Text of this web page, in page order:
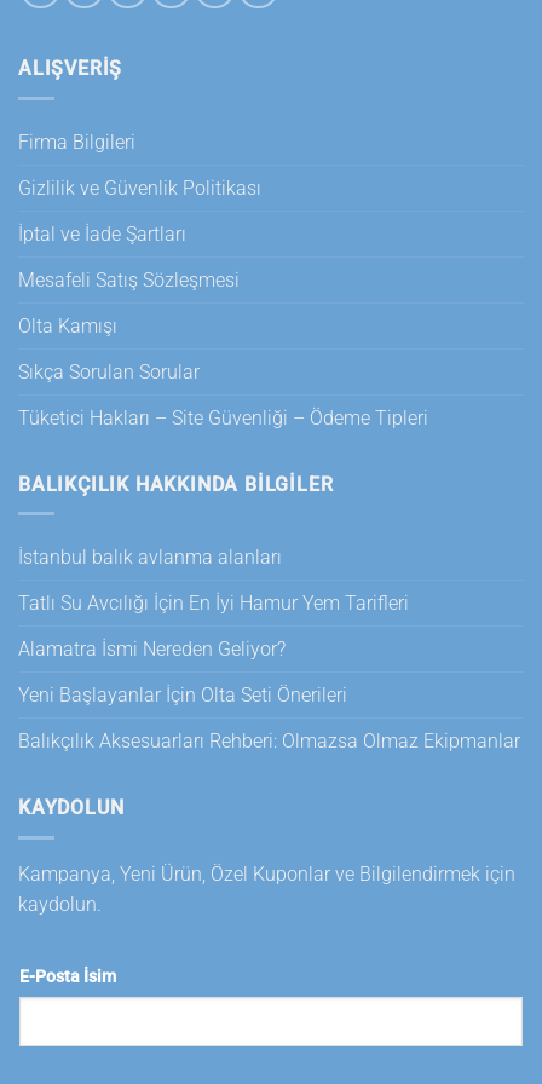
ALIŞVERİŞ
Firma Bilgileri
Gizlilik ve Güvenlik Politikası
İptal ve İade Şartları
Mesafeli Satış Sözleşmesi
Olta Kamışı
Sıkça Sorulan Sorular
Tüketici Hakları – Site Güvenliği – Ödeme Tipleri
BALIKÇILIK HAKKINDA BILGILER
İstanbul balık avlanma alanları
Tatlı Su Avcılığı İçin En İyi Hamur Yem Tarifleri
Alamatra İsmi Nereden Geliyor?
Yeni Başlayanlar İçin Olta Seti Önerileri
Balıkçılık Aksesuarları Rehberi: Olmazsa Olmaz Ekipmanlar
KAYDOLUN
Kampanya, Yeni Ürün, Özel Kuponlar ve Bilgilendirmek için
kaydolun.
E-Posta İsim